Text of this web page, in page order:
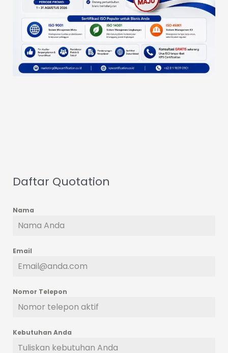
Daftar Quotation
Nama
Email
Nomor Telepon
Kebutuhan Anda